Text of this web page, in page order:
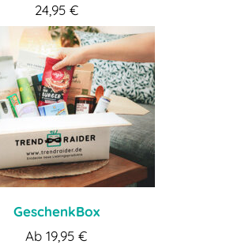
24,95 €
GeschenkBox
Ab 19,95 €